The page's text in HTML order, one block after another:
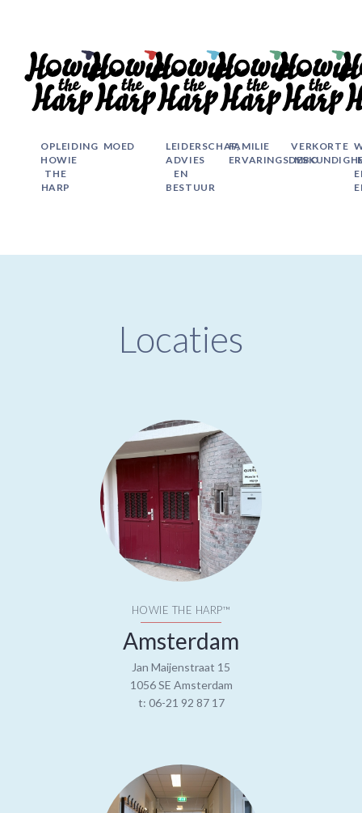
OPLEIDING
HOWIE
THE
HARP
MOED
LEIDERSCHAP,
ADVIES
EN
BESTUUR
FAMILIE
VERKORTE
MBO
Locaties
HOWIE THE HARP™
Amsterdam
Jan Maijenstraat 15
1056 SE Amsterdam
t: 06-21 92 87 17